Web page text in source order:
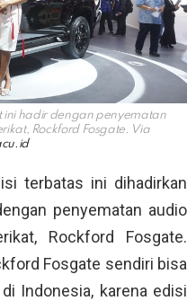
ini hadir dengan penyematan
Rockford Fosgate. Via
terbatas ini dihadirkan
penyematan audio
Rockford Fosgate.
Fosgate sendiri bisa
Indonesia, karena edisi